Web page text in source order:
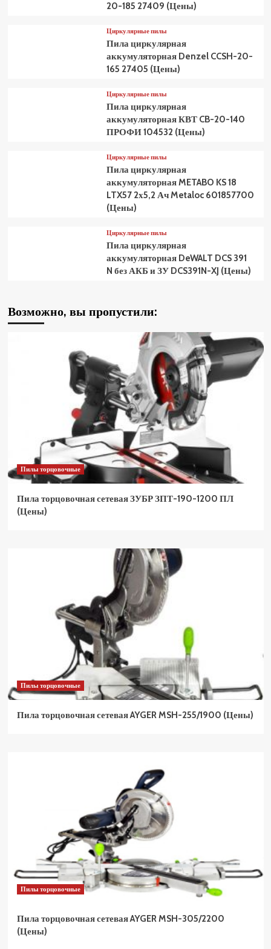
20-185 27409 (Цены)
Циркулярные пилы
Пила циркулярная
аккумуляторная Denzel CCSH-20-
165 27405 (Цены)
Циркулярные пилы
Пила циркулярная
аккумуляторная КВТ CB-20-140
ПРОФИ 104532 (Цены)
Циркулярные пилы
Пила циркулярная
аккумуляторная METABO KS 18
LTX57 2х5,2 Ач Metaloc 601857700
(Цены)
Циркулярные пилы
Пила циркулярная
аккумуляторная DeWALT DCS 391
N без АКБ и ЗУ DCS391N-XJ (Цены)
Возможно, вы пропустили:
Пилы торцовочные
Пила торцовочная сетевая ЗУБР ЗПТ-190-1200 ПЛ
(Цены)
Пилы торцовочные
Пила торцовочная сетевая AYGER MSH-255/1900 (Цены)
Пилы торцовочные
Пила торцовочная сетевая AYGER MSH-305/2200
(Цены)